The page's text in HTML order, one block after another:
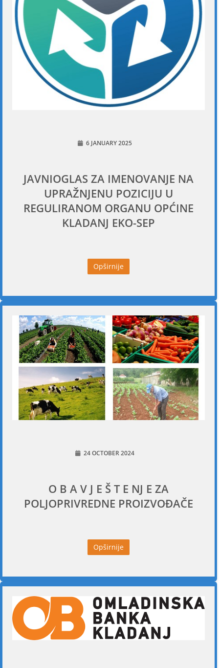
6 JANUARY 2025
JAVNIOGLAS ZA IMENOVANJE NA
UPRAŽNJENU POZICIJU U
REGULIRANOM ORGANU OPĆINE
KLADANJ EKO-SEP
Opširnije
24 OCTOBER 2024
O B A V J E Š T E NJ E ZA
POLJOPRIVREDNE PROIZVOĐAČE
Opširnije